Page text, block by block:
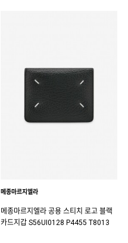
메종마르지엘라
메종마르지엘라 공용 스티치 로고 블랙
카드지갑 S56UI0128 P4455 T8013